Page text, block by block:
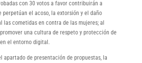
con 30 votos a favor contribuirán a
el acoso, la extorsión y el daño
las cometidas en contra de las mujeres; al
una cultura de respeto y protección de
el entorno digital.
apartado de presentación de propuestas, la